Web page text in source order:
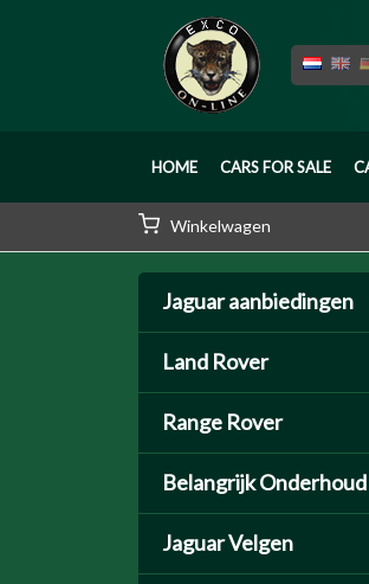
HOME CARS FOR SALE
Winkelwagen
Jaguar aanbiedingen
Land Rover
Range Rover
Belangrijk Onderhoud
Jaguar Velgen